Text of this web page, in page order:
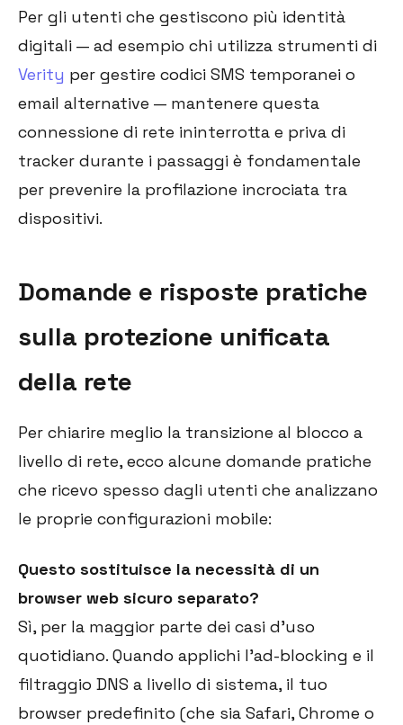
Per gli utenti che gestiscono più identità
digitali — ad esempio chi utilizza strumenti di
Verity per gestire codici SMS temporanei o
email alternative — mantenere questa
connessione di rete ininterrotta e priva di
tracker durante i passaggi è fondamentale
per prevenire la profilazione incrociata tra
dispositivi.
Domande e risposte pratiche
sulla protezione unificata
della rete
Per chiarire meglio la transizione al blocco a
livello di rete, ecco alcune domande pratiche
che ricevo spesso dagli utenti che analizzano
le proprie configurazioni mobile:
Questo sostituisce la necessità di un
browser web sicuro separato?
Sì, per la maggior parte dei casi d'uso
quotidiano. Quando applichi l'ad-blocking e il
filtraggio DNS a livello di sistema, il tuo
browser predefinito (che sia Safari, Chrome o